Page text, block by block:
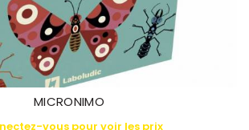
MICRONIMO
vous pour voir les prix